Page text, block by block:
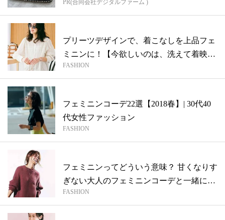
PR(合同会社デジタルファーム )
プリーツデザインで、着こなしを上品フェ
ミニンに！【今欲しいのは、洗えて着映え
るブ...
FASHION
フェミニンコーデ22選【2018春】| 30代40
代女性ファッション
FASHION
フェミニンってどういう意味？ 甘くなりす
ぎない大人のフェミニンコーデと一緒に解
説
FASHION